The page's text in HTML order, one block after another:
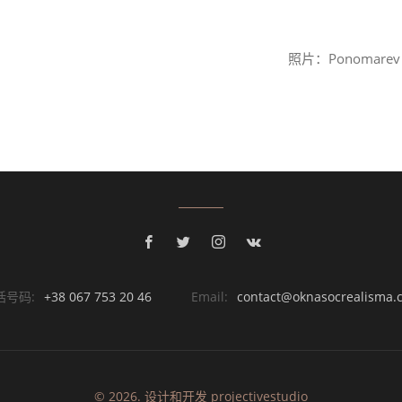
照片：
号码: +38 067 753 20 46 Email:
© 2026. 设计和开发 projectivestudio